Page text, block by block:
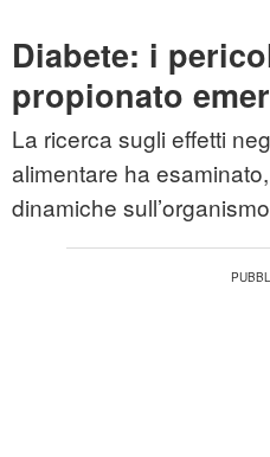
Diabete: i
propionato
La ricerca sugli effetti
alimentare ha
dinamiche